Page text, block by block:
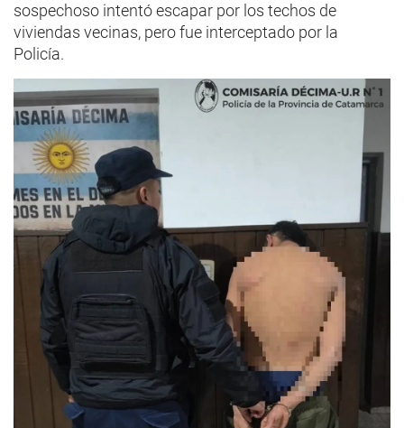
sospechoso intentó escapar por los techos de
viviendas vecinas, pero fue interceptado por la
Policía.